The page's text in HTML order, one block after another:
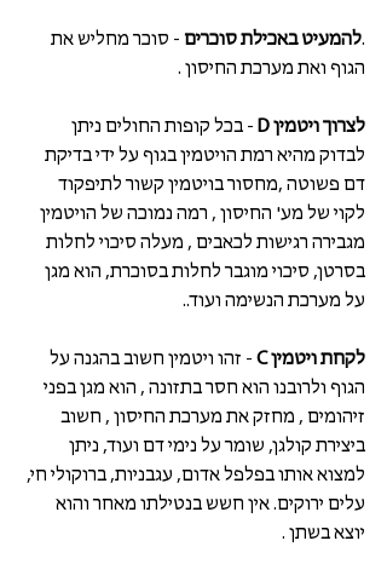
.להמעיט באכילת סוכרים - סוכר מחליש את
הגוף ואת מערכת החיסון .
לצרוך ויטמין D
- בכל קופות החולים ניתן
לבדוק מהיא רמת הויטמין בגוף על ידי בדיקת
דם פשוטה ,מחסור בויטמין קשור לתיפקוד
לקוי של מע' החיסון , רמה נמוכה של הויטמין
מגבירה רגישות לכאבים , מעלה סיכוי לחלות
בסרטן, סיכוי מוגבר לחלות בסוכרת, הוא מגן
על מערכת הנשימה ועוד..
לקחת ויטמין C
- זהו ויטמין חשוב בהגנה על
הגוף ולרובנו הוא חסר בתזונה , הוא מגן בפני
זיהומים , מחזק את מערכת החיסון , חשוב
ביצירת קולגן, שומר על נימי דם ועוד, ניתן
למצוא אותו בפלפל אדום, עגבניות, ברוקולי חי,
עלים ירוקים. אין חשש בנטילתו מאחר והוא
יוצא בשתן .